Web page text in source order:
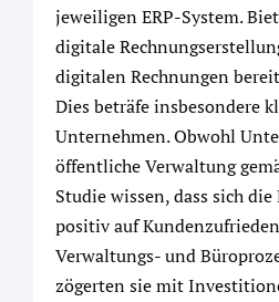
jeweiligen ERP-System.
digitale
digitalen Rechnungen
Dies beträfe insbesondere
Unternehmen. Obwohl
öffentliche Verwaltung
Studie wissen, dass sich
positiv auf
Verwaltungs- und
zögerten sie mit